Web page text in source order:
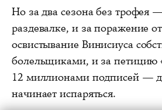
Но за два сезона без трофея
раздевалке, и за поражение
освистывание Винисиуса
болельщиками, и за петицию
12 миллионами подписей —
начинает испаряться.